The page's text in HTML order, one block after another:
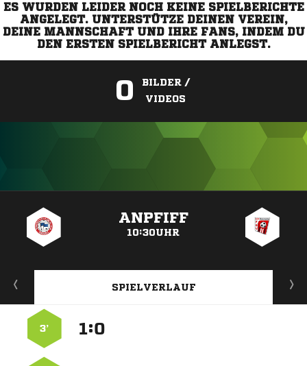
ES WURDEN LEIDER NOCH KEINE SPIELBERICHTE
ANGELEGT. UNTERSTÜTZE DEINEN VEREIN,
DEINE MANNSCHAFT UND IHRE FANS, INDEM DU
DEN ERSTEN SPIELBERICHT ANLEGST.
0
BILDER /
VIDEOS
ANPFIFF
10:30UHR
SPIELVERLAUF
:
3’